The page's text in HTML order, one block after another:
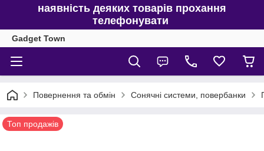
наявність деяких товарів прохання
телефонувати
Gadget Town
Повернення та обмін Сонячні системи, повербанки
Топ продажів